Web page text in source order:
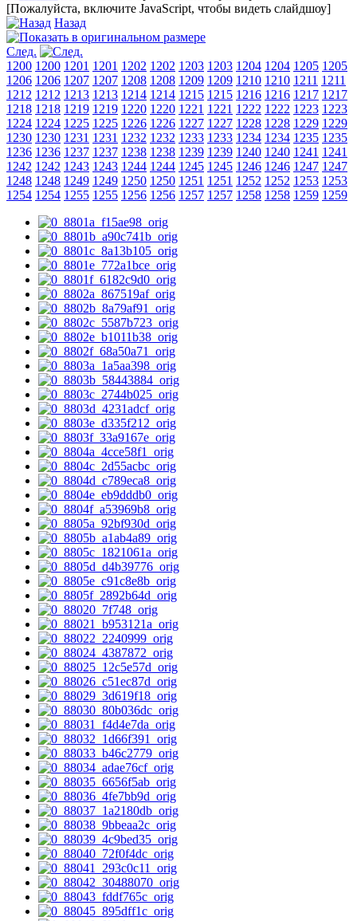
[Пожалуйста, включите JavaScript, чтобы видеть слайдшоу]
Назад
След.
1200 1200 1201 1201 1202 1202 1203 1203 1204 1204 1205 1205
1206 1206 1207 1207 1208 1208 1209 1209 1210 1210 1211 1211
1212 1212 1213 1213 1214 1214 1215 1215 1216 1216 1217 1217
1218 1218 1219 1219 1220 1220 1221 1221 1222 1222 1223 1223
1224 1224 1225 1225 1226 1226 1227 1227 1228 1228 1229 1229
1230 1230 1231 1231 1232 1232 1233 1233 1234 1234 1235 1235
1236 1236 1237 1237 1238 1238 1239 1239 1240 1240 1241 1241
1242 1242 1243 1243 1244 1244 1245 1245 1246 1246 1247 1247
1248 1248 1249 1249 1250 1250 1251 1251 1252 1252 1253 1253
1254 1254 1255 1255 1256 1256 1257 1257 1258 1258 1259 1259